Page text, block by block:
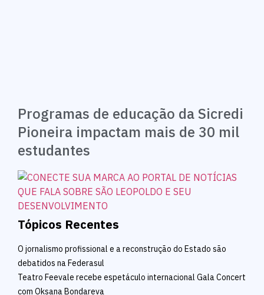
Programas de educação da Sicredi
Pioneira impactam mais de 30 mil
estudantes
Tópicos Recentes
O jornalismo profissional e a reconstrução do Estado são
debatidos na Federasul
Teatro Feevale recebe espetáculo internacional Gala Concert
com Oksana Bondareva